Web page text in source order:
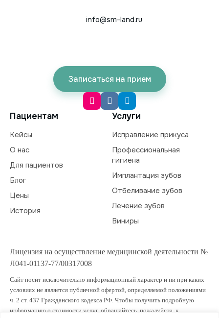
info@sm-land.ru
Записаться на прием
Пациентам
Кейсы
О нас
Для пациентов
Блог
Цены
История
Услуги
Исправление прикуса
Профессиональная
гигиена
Имплантация зубов
Отбеливание зубов
Лечение зубов
Виниры
Лицензия на осуществление медицинской деятельности №
Л041-01137-77/00317008
Сайт носит исключительно информационный характер и ни при каких
условиях не является публичной офертой, определяемой положениями
ч. 2 ст. 437 Гражданского кодекса РФ. Чтобы получить подробную
информацию о стоимости услуг, обращайтесь, пожалуйста, к